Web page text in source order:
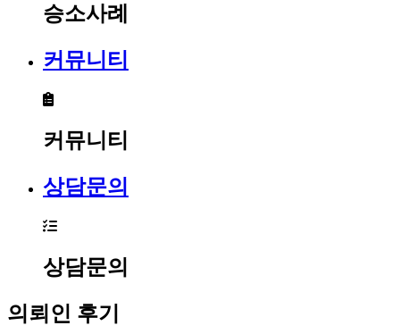
승소사례
커뮤니티
커뮤니티
상담문의
상담문의
의뢰인 후기